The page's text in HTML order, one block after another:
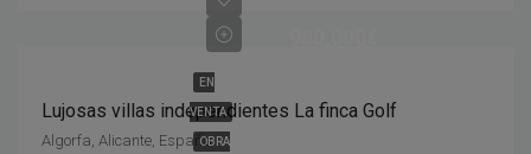
EN
VENTA
OBRA
Lujosas villas independientes La finca Golf
Algorfa, Alicante, España